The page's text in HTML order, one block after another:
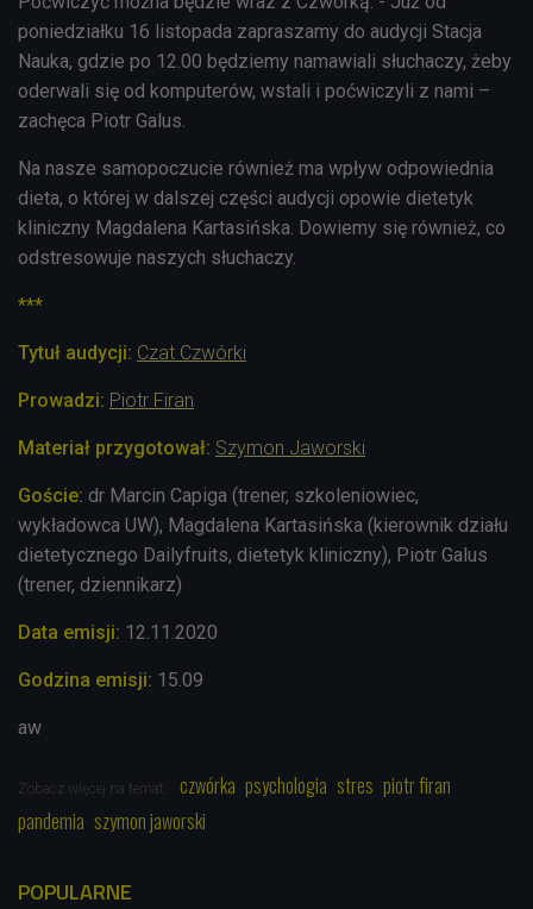
poniedziałku 16 listopada zapraszamy do audycji Stacja
Nauka, gdzie po 12.00 będziemy namawiali słuchaczy, żeby
oderwali się od komputerów, wstali i poćwiczyli z nami –
zachęca Piotr Galus.
Na nasze samopoczucie również ma wpływ odpowiednia
dieta, o której w dalszej części audycji opowie dietetyk
kliniczny Magdalena Kartasińska. Dowiemy się również, co
odstresowuje naszych słuchaczy.
***
Tytuł audycji: Czat Czwórki
Prowadzi: Piotr Firan
Materiał przygotował: Szymon Jaworski
Goście: dr Marcin Capiga (trener, szkoleniowiec,
wykładowca UW), Magdalena Kartasińska (kierownik działu
dietetycznego Dailyfruits, dietetyk kliniczny), Piotr Galus
(trener, dziennikarz)
Data emisji: 12.11.2020
Godzina emisji: 15.09
aw
Zobacz więcej na temat: czwórka psychologia stres piotr firan
pandemia szymon jaworski
POPULARNE